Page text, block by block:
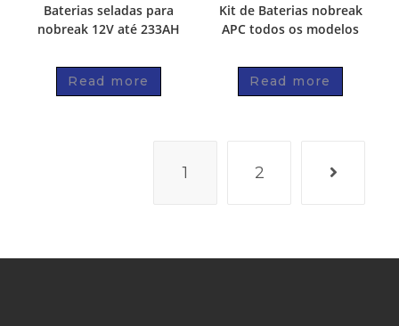
Baterias seladas para
nobreak 12V até 233AH
Read more
Kit de Baterias nobreak
APC todos os modelos
Read more
1 2